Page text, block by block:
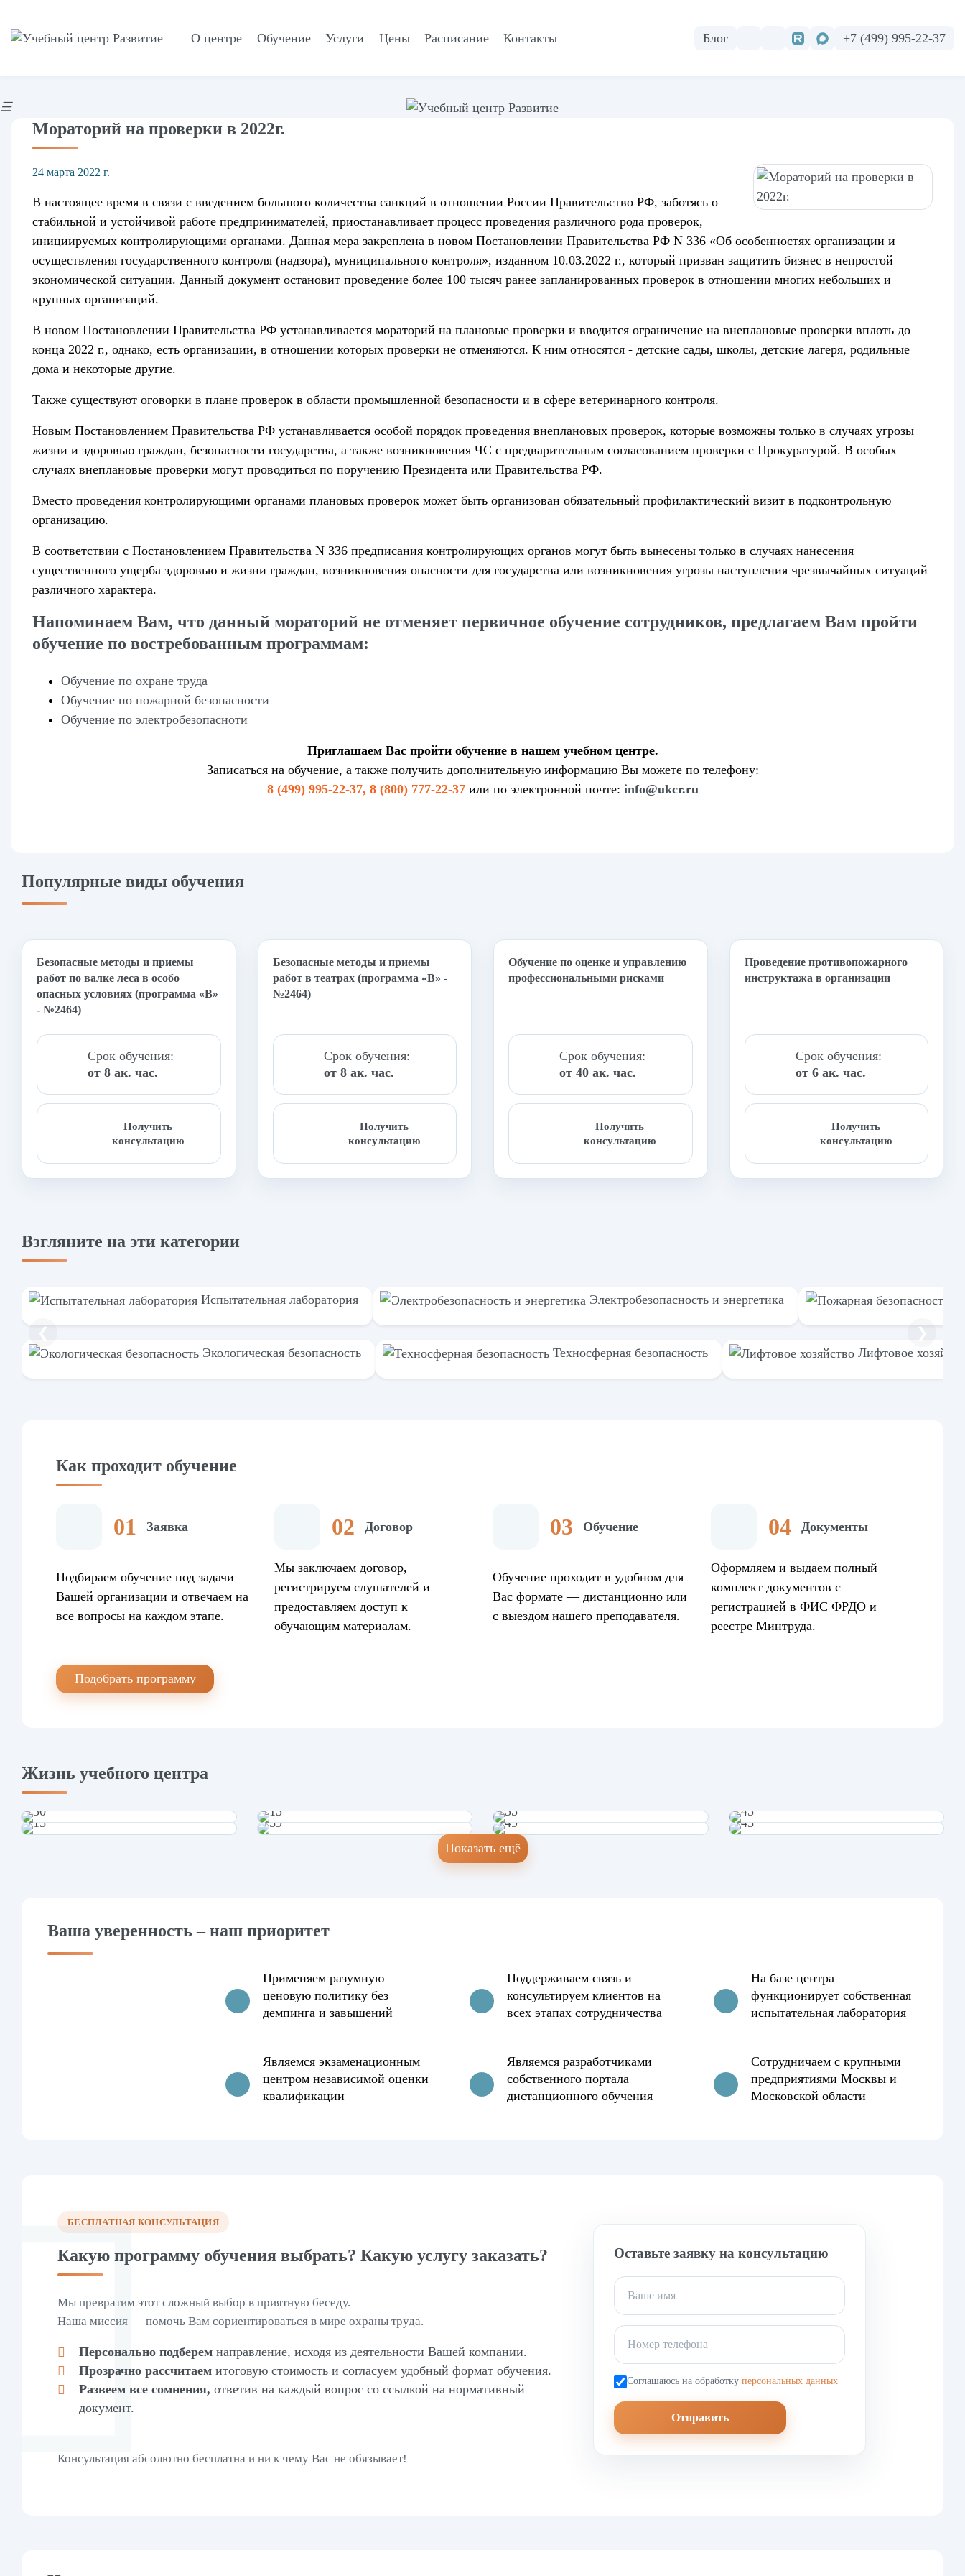
О центре Обучение Услуги Цены Расписание Контакты Блог +7 (499) 995-22-37
Mораторий на проверки в 2022г.
24 марта 2022 г.
В настоящее время в связи с введением большого количества санкций в отношении России Правительство РФ, заботясь о
стабильной и устойчивой работе предпринимателей, приостанавливает процесс проведения различного рода проверок,
инициируемых контролирующими органами. Данная мера закреплена в новом Постановлении Правительства РФ N 336 «Об особенностях организации и
осуществления государственного контроля (надзора), муниципального контроля», изданном 10.03.2022 г., который призван защитить бизнес в непростой
экономической ситуации. Данный документ остановит проведение более 100 тысяч ранее запланированных проверок в отношении многих небольших и
крупных организаций.
В новом Постановлении Правительства РФ устанавливается мораторий на плановые проверки и вводится ограничение на внеплановые проверки вплоть до
конца 2022 г., однако, есть организации, в отношении которых проверки не отменяются. К ним относятся - детские сады, школы, детские лагеря, родильные
дома и некоторые другие.
Также существуют оговорки в плане проверок в области промышленной безопасности и в сфере ветеринарного контроля.
Новым Постановлением Правительства РФ устанавливается особой порядок проведения внеплановых проверок, которые возможны только в случаях угрозы
жизни и здоровью граждан, безопасности государства, а также возникновения ЧС с предварительным согласованием проверки с Прокуратурой. В особых
случаях внеплановые проверки могут проводиться по поручению Президента или Правительства РФ.
Вместо проведения контролирующими органами плановых проверок может быть организован обязательный профилактический визит в подконтрольную
организацию.
В соответствии с Постановлением Правительcтва N 336 предписания контролирующих органов могут быть вынесены только в случаях нанесения
существенного ущерба здоровью и жизни граждан, возникновения опасности для государства или возникновения угрозы наступления чрезвычайных ситуаций
различного характера.
Напоминаем Вам, что данный мораторий не отменяет первичное обучение сотрудников, предлагаем Вам пройти
обучение по востребованным программам:
Обучение по охране труда
Обучение по пожарной безопасности
Обучение по электробезопасноти
Приглашаем Вас пройти обучение в нашем учебном центре.
Записаться на обучение, а также получить дополнительную информацию Вы можете по телефону:
8 (499) 995-22-37, 8 (800) 777-22-37 или по электронной почте: info@ukcr.ru
Популярные виды обучения
Безопасные методы и приемы
работ по валке леса в особо
опасных условиях (программа «В»
- №2464)
Срок обучения:
от 8 ак. час.
Получить
консультацию
Безопасные методы и приемы
работ в театрах (программа «В» -
№2464)
Срок обучения:
от 8 ак. час.
Получить
консультацию
Обучение по оценке и управлению
профессиональными рисками
Срок обучения:
от 40 ак. час.
Получить
консультацию
Проведение противопожарного
инструктажа в организации
Срок обучения:
от 6 ак. час.
Получить
консультацию
Взгляните на эти категории
❮
Испытательная лаборатория Электробезопасность и энергетика
Экологическая безопасность Техносферная безопасность Лифтовое
❯
Как проходит обучение
Заявка
Подбираем обучение под задачи
Вашей организации и отвечаем на
все вопросы на каждом этапе.
Договор
Мы заключаем договор,
регистрируем слушателей и
предоставляем доступ к
обучающим материалам.
Обучение
Обучение проходит в удобном для
Вас формате — дистанционно или
с выездом нашего преподавателя.
Документы
Оформляем и выдаем полный
комплект документов с
регистрацией в ФИС ФРДО и
реестре Минтруда.
Подобрать программу
Жизнь учебного центра
Показать ещё
Ваша уверенность – наш приоритет
Применяем разумную
ценовую политику без
демпинга и завышений
Поддерживаем связь и
консультируем клиентов на
всех этапах сотрудничества
На базе центра
функционирует собственная
испытательная лаборатория
Являемся экзаменационным
центром независимой оценки
квалификации
Являемся разработчиками
собственного портала
дистанционного обучения
Сотрудничаем с крупными
предприятиями Москвы и
Московской области
БЕСПЛАТНАЯ КОНСУЛЬТАЦИЯ
Какую программу обучения выбрать? Какую услугу заказать?
Мы превратим этот сложный выбор в приятную беседу.
Наша миссия — помочь Вам сориентироваться в мире охраны труда.
Персонально подберем направление, исходя из деятельности Вашей компании.
Прозрачно рассчитаем итоговую стоимость и согласуем удобный формат обучения.
Развеем все сомнения, ответив на каждый вопрос со ссылкой на нормативный
документ.
Консультация абсолютно бесплатна и ни к чему Вас не обязывает!
Оставьте заявку на консультацию
Соглашаюсь на обработку персональных данных
Отправить